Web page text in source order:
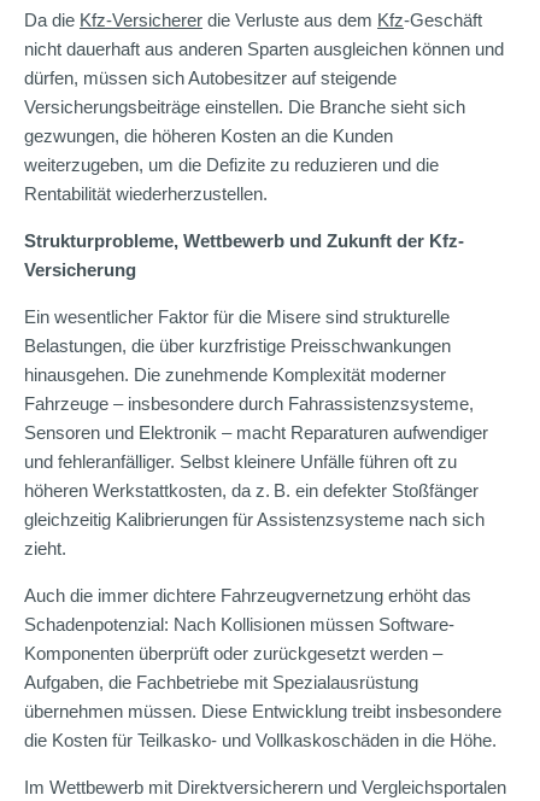
Da die Kfz-Versicherer die Verluste aus dem Kfz-Geschäft
nicht dauerhaft aus anderen Sparten ausgleichen können und
dürfen, müssen sich Autobesitzer auf steigende
Versicherungsbeiträge einstellen. Die Branche sieht sich
gezwungen, die höheren Kosten an die Kunden
weiterzugeben, um die Defizite zu reduzieren und die
Rentabilität wiederherzustellen.
Strukturprobleme, Wettbewerb und Zukunft der Kfz-
Versicherung
Ein wesentlicher Faktor für die Misere sind strukturelle
Belastungen, die über kurzfristige Preisschwankungen
hinausgehen. Die zunehmende Komplexität moderner
Fahrzeuge – insbesondere durch Fahrassistenzsysteme,
Sensoren und Elektronik – macht Reparaturen aufwendiger
und fehleranfälliger. Selbst kleinere Unfälle führen oft zu
höheren Werkstattkosten, da z. B. ein defekter Stoßfänger
gleichzeitig Kalibrierungen für Assistenzsysteme nach sich
zieht.
Auch die immer dichtere Fahrzeugvernetzung erhöht das
Schadenpotenzial: Nach Kollisionen müssen Software-
Komponenten überprüft oder zurückgesetzt werden –
Aufgaben, die Fachbetriebe mit Spezialausrüstung
übernehmen müssen. Diese Entwicklung treibt insbesondere
die Kosten für Teilkasko- und Vollkaskoschäden in die Höhe.
Im Wettbewerb mit Direktversicherern und Vergleichsportalen